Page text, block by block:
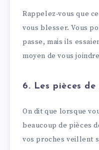
Rappelez-vous que
vous blesser. Vous
passe, mais ils
moyen de vous
6. Les pièces de
On dit que lorsque
beaucoup de pièces
vos proches veillent